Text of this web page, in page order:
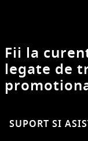
Fii la
legate de
SUPORT SI